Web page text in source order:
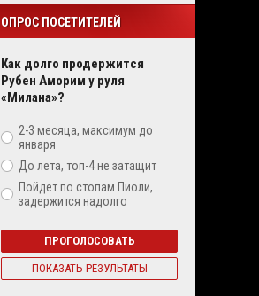
ОПРОС ПОСЕТИТЕЛЕЙ
Как долго продержится
Рубен Аморим у руля
«Милана»?
2-3 месяца, максимум до
января
До лета, топ-4 не затащит
Пойдет по стопам Пиоли,
задержится надолго
ПРОГОЛОСОВАТЬ
ПОКАЗАТЬ РЕЗУЛЬТАТЫ